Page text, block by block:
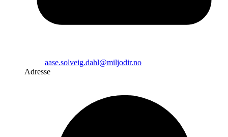
aase.solveig.dahl@miljodir.no
Adresse